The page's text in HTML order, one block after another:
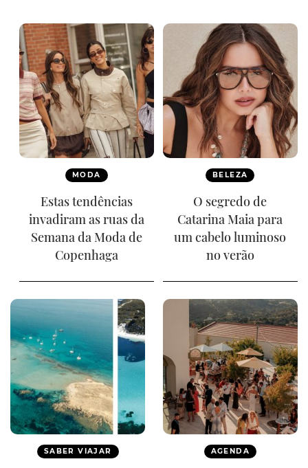
MODA
Estas tendências
invadiram as ruas da
Semana da Moda de
Copenhaga
BELEZA
O segredo de
Catarina Maia para
um cabelo luminoso
no verão
SABER VIAJAR AGENDA